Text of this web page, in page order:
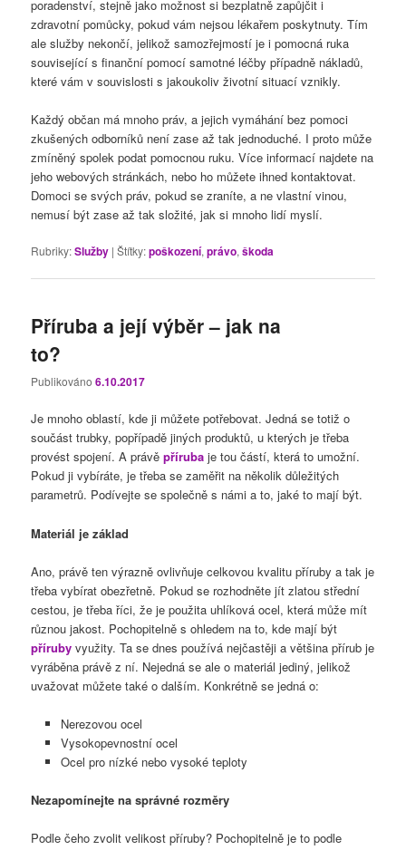
poradenství, stejně jako možnost si bezplatně zapůjčit i
zdravotní pomůcky, pokud vám nejsou lékařem poskytnuty. Tím
ale služby nekončí, jelikož samozřejmostí je i pomocná ruka
související s finanční pomocí samotné léčby případně nákladů,
které vám v souvislosti s jakoukoliv životní situací vznikly.
Každý občan má mnoho práv, a jejich vymáhání bez pomoci
zkušených odborníků není zase až tak jednoduché. I proto může
zmíněný spolek podat pomocnou ruku. Více informací najdete na
jeho webových stránkách, nebo ho můžete ihned kontaktovat.
Domoci se svých práv, pokud se zraníte, a ne vlastní vinou,
nemusí být zase až tak složité, jak si mnoho lidí myslí.
Rubriky:Služby |Štítky:poškození,právo,škoda
Příruba a její výběr – jak na
to?
Publikováno6.10.2017
Je mnoho oblastí, kde ji můžete potřebovat. Jedná se totiž o
součást trubky, popřípadě jiných produktů, u kterých je třeba
provést spojení. A právěpříruba je tou částí, která to umožní.
Pokud ji vybíráte, je třeba se zaměřit na několik důležitých
parametrů. Podívejte se společně s námi a to, jaké to mají být.
Materiál je základ
Ano, právě ten výrazně ovlivňuje celkovou kvalitu příruby a tak je
třeba vybírat obezřetně. Pokud se rozhodněte jít zlatou střední
cestou, je třeba říci, že je použita uhlíková ocel, která může mít
různou jakost. Pochopitelně s ohledem na to, kde mají být
příruby využity. Ta se dnes používá nejčastěji a většina přírub je
vyráběna právě z ní. Nejedná se ale o materiál jediný, jelikož
uvažovat můžete také o dalším. Konkrétně se jedná o:
Nerezovou ocel
Vysokopevnostní ocel
Ocel pro nízké nebo vysoké teploty
Nezapomínejte na správné rozměry
Podle čeho zvolit velikost příruby? Pochopitelně je to podle